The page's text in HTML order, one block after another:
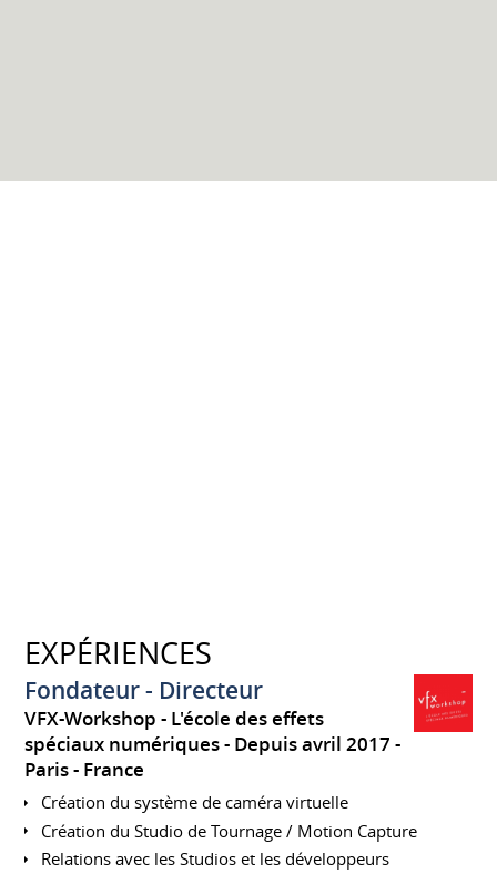
EXPÉRIENCES
Fondateur - Directeur
VFX-Workshop - L'école des effets
spéciaux numériques
Depuis avril 2017
Paris
France
Création du système de caméra virtuelle
Création du Studio de Tournage / Motion Capture
Relations avec les Studios et les développeurs